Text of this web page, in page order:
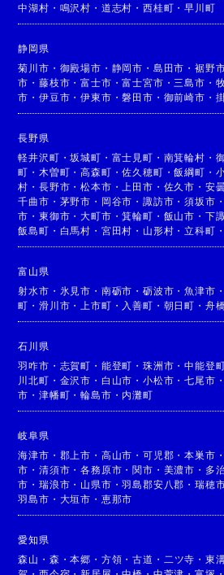
中湖村 ・ 鳴沢村 ・ 道志村 ・西桂町 ・早川町
静岡県
菊川市 ・ 御殿場市 ・ 静岡市 ・ 島田市 ・裾野
市 ・藤枝市 ・富士市 ・富士宮市 ・ 三島市 ・
市 ・伊豆市 ・伊東市 ・磐田市 ・ 御前崎市 ・
長野県
軽井沢町 ・坂城町 ・ 富士見町 ・ 南箕輪村 ・
町 ・ 木曽町 ・高森町 ・佐久穂町 ・飯綱町 ・
村 ・長野市 ・松本市 ・ 上田市 ・ 佐久市 ・ 安
千曲市 ・ 茅野市 ・ 岡谷市 ・諏訪市 ・須坂市 ・
市 ・東御市 ・大町市 ・箕輪町 ・ 飯山市 ・ 下
飯島町 ・ 白馬村 ・ 宮田村 ・ 山形村 ・立科町 ・
富山県
射水市 ・ 氷見市 ・ 南砺市 ・砺波市 ・魚津市 ・
町 ・滑川市 ・ 上市町 ・ 入善町 ・ 朝日町 ・ 舟
石川県
羽咋市 ・ 志賀町 ・ 能登町 ・珠洲市 ・中能登
川北町 ・ 金沢市 ・ 白山市 ・小松市 ・七尾市 ・
市 ・津幡町 ・輪島市 ・ 内灘町
岐阜県
海津市 ・ 郡上市 ・ 高山市 ・可児郡 ・本巣市 ・
市 ・清須市 ・各務原市 ・関市 ・ 美濃市 ・ 多
市 ・瑞浪市 ・ 山県市 ・羽島郡安八郡 ・瑞穂
羽島市 ・ 大垣市 ・ 恵那市
愛知県
森山 ・ 森 ・本郷 ・ 方領 ・古道 ・ 二ツ寺 ・ 東